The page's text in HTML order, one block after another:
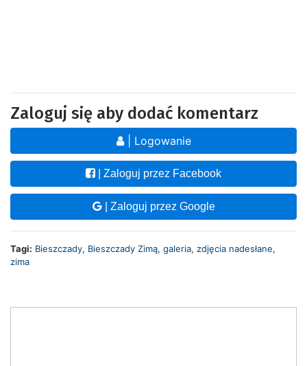
Zaloguj się aby dodać komentarz
| Logowanie
| Zaloguj przez Facebook
| Zaloguj przez Google
Tagi: Bieszczady, Bieszczady Zimą, galeria, zdjęcia nadesłane,
zima